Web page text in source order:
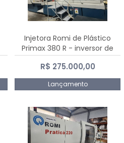
Injetora Romi de Plástico
Primax 380 R - inversor de
frequência NR 12 - 2008
R$ 275.000,00
Lançamento